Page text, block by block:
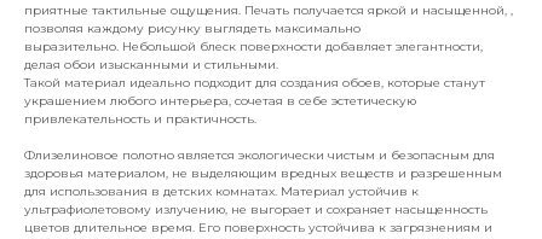
приятные тактильные ощущения. Печать получается яркой и насыщенной, ,
позволяя каждому рисунку выглядеть максимально
выразительно. Небольшой блеск поверхности добавляет элегантности,
делая обои изысканными и стильными.
Такой материал идеально подходит для создания обоев, которые станут
украшением любого интерьера, сочетая в себе эстетическую
привлекательность и практичность.
Флизелиновое полотно является экологически чистым и безопасным для
здоровья материалом, не выделяющим вредных веществ и разрешенным
для использования в детских комнатах. Материал устойчив к
ультрафиолетовому излучению, не выгорает и сохраняет насыщенность
цветов длительное время. Его поверхность устойчива к загрязнениям и